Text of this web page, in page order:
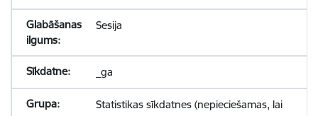
Sesija
_ga
Statistikas sīkdatnes (nepieciešamas, lai